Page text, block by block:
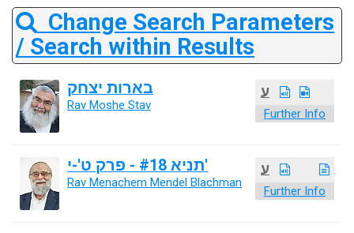
Change Search Parameters
/ Search within Results
ע
Further Info
בארות יצחק
Rav Moshe Stav
ע
Further Info
תניא #18 - פרק ט'-י'
Rav Menachem Mendel Blachman